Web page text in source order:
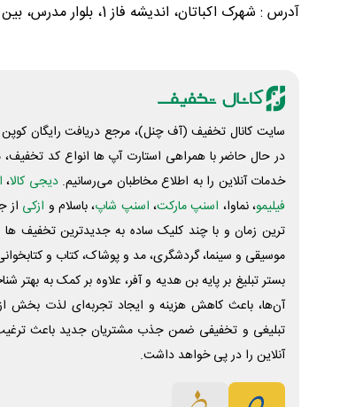
آدرس : شهرک اکباتان، اندیشه فاز 1، بلوار مدرس، بین شقایق 8 و 9، پلاک 64/12.
سایت کانال تخفیف (آف چنل)، مرجع دریافت رایگان
در حال حاضر با همراهی استارت آپ ها انواع کد تخفیف،
خدمات آنلاین را به اطلاع مخاطبان می‌رسانیم. دیجی کالا،
فیلیمو، نماوا، اسنپ مارکت، اسنپ شاپ، باسلام و ازکی از
ترین زمان و با چند کلیک ساده به جدیدترین تخفیف ها
موسیقی و سینما، گردشگری، مد و پوشاک، کتاب و
بستر تبلیغ بر پایه بن هدیه و آفر، علاوه بر کمک به
آن‌ها، باعث کاهش هزینه و ایجاد تجربه‌ای لذت بخش
تبلیغی و تخفیفی ضمن جذب مشتریان جدید باعث
آنلاین را در پی خواهد داشت.